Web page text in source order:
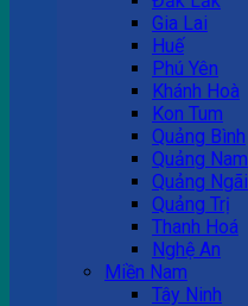
Gia Lai
Huế
Phú Yên
Khánh Hoà
Kon Tum
Quảng Bình
Quảng Nam
Quảng Ngãi
Quảng Trị
Thanh Hoá
Nghệ An
Miền Nam
Tây Ninh